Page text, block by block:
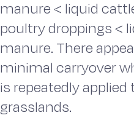
manure < liquid
poultry droppings <
manure. There
minimal carryover
is repeatedly applied
grasslands.